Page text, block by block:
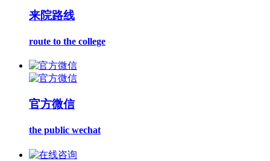
来院路线
route to the college
官方微信
the public wechat